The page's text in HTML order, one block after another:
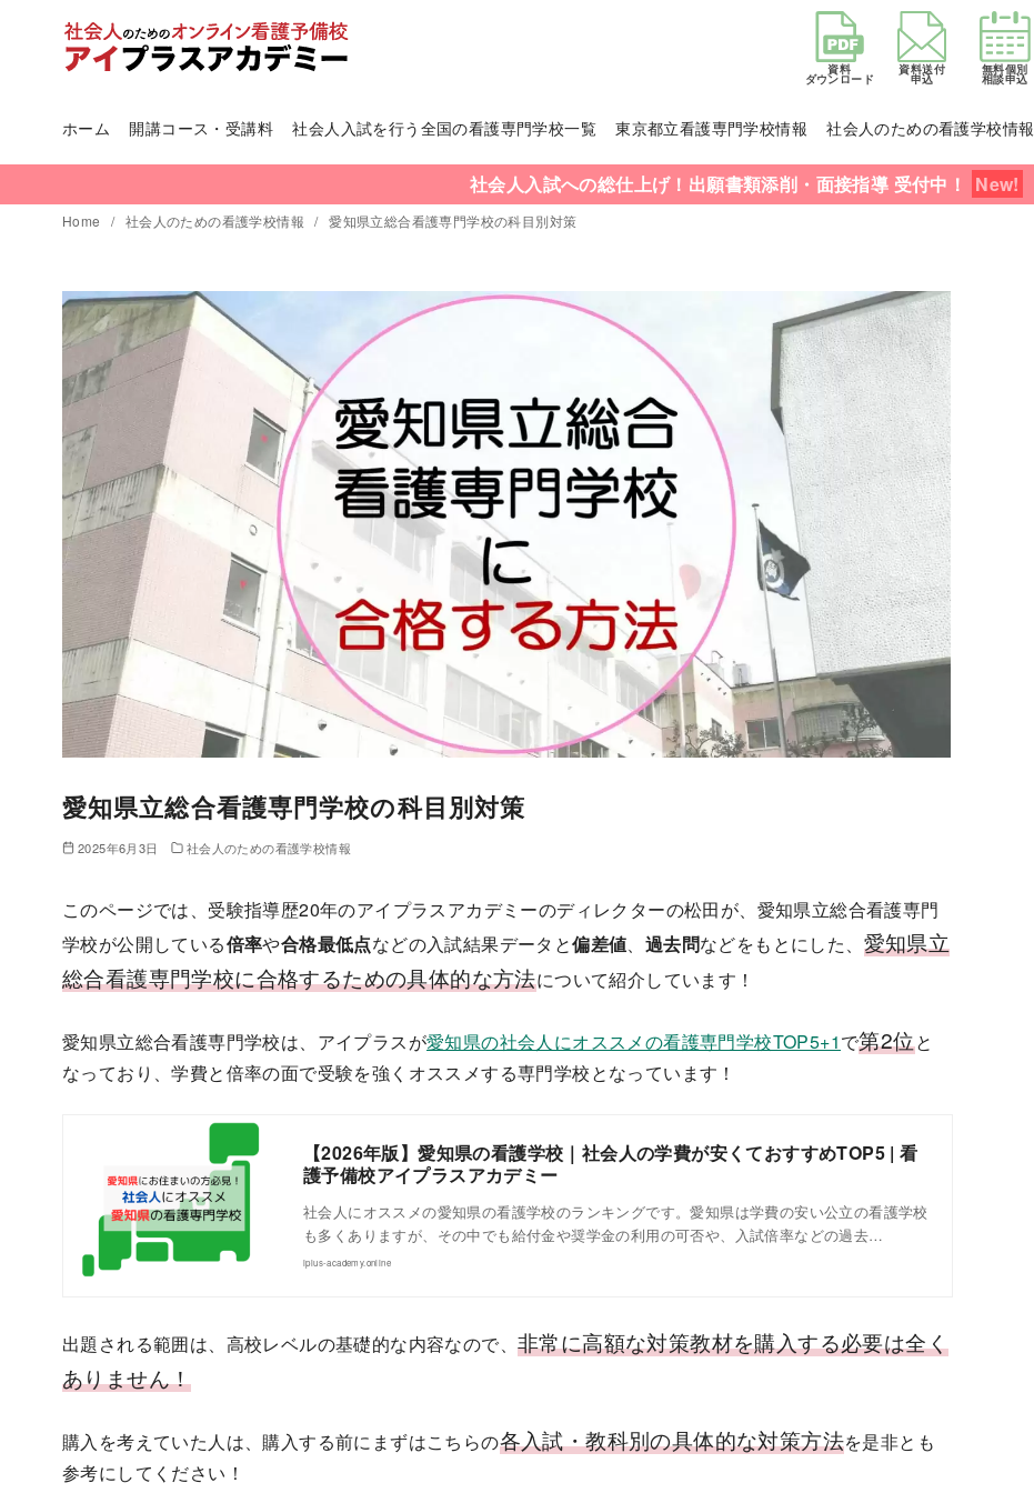
テ
資料
ダウンロード
資料送付
申込
無料個別
相談申込
ホーム 開講コース・受講料 社会人入試を行う全国の看護専門学校一覧 東京都立看護専門学校情報 社会人のための看護学校情報
社会人入試への総仕上げ！出願書類添削・面接指導 受付中！
Home 社会人のための看護学校情報 愛知県立総合看護専門学校の科目別対策
愛知県立総合看護専門学校の科目別対策
2025年6月3日 社会人のための看護学校情報
このページでは、受験指導歴20年のアイプラスアカデミーのディレクターの松田が、愛知県立総合看護専門
学校が公開している倍率や合格最低点などの入試結果データと偏差値 過去問などをもとにした、 愛知県立
総合看護専門学校に合格するための具体的な方法について紹介しています！
愛知県立総合看護専門学校は、アイプラスが愛知県の社会人にオススメの看護専門学校TOP5+1で第2位と
なっており、学費と倍率の面で受験を強くオススメする専門学校となっています！
【2026年版】愛知県の看護学校｜社会人の学費が安くておすすめTOP5 | 看
護予備校アイプラスアカデミー
社会人にオススメの愛知県の看護学校のランキングです。愛知県は学費の安い公立の看護学校
も多くありますが、その中でも給付金や奨学金の利用の可否や、入試倍率などの過去…
iplus-academy.online
出題される範囲は、高校レベルの基礎的な内容なので、 非常に高額な対策教材を購入する必要は全く
ありません！
購入を考えていた人は、購入する前にまずはこちらの各入試・教科別の具体的な対策方法を是非とも
参考にしてください！